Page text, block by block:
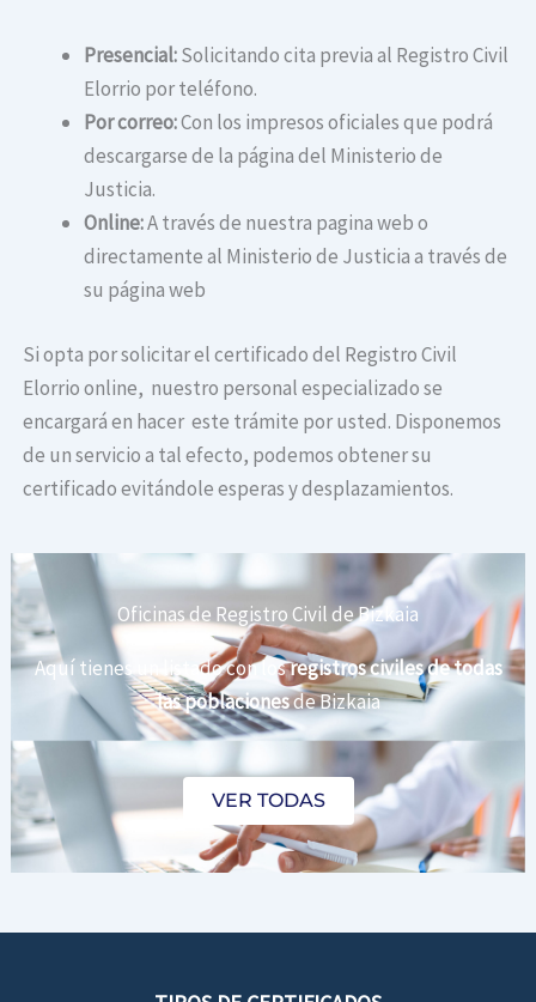
Presencial:Solicitando cita previa al Registro Civil
Elorrio por teléfono.
Por correo:Con los impresos oficiales que podrá
descargarse de la página del Ministerio de
Justicia.
Online:A través de nuestra pagina web o
directamente al Ministerio de Justicia a través de
su página web
Si opta por solicitar el certificado del Registro Civil
Elorrio online, nuestro personal especializado se
encargará en hacer este trámite por usted. Disponemos
de un servicio a tal efecto, podemos obtener su
certificado evitándole esperas y desplazamientos.
Oficinas de Registro Civil de Bizkaia
Aquí tienes un listado con losregistros civiles de todas
las poblacionesde Bizkaia
VER TODAS